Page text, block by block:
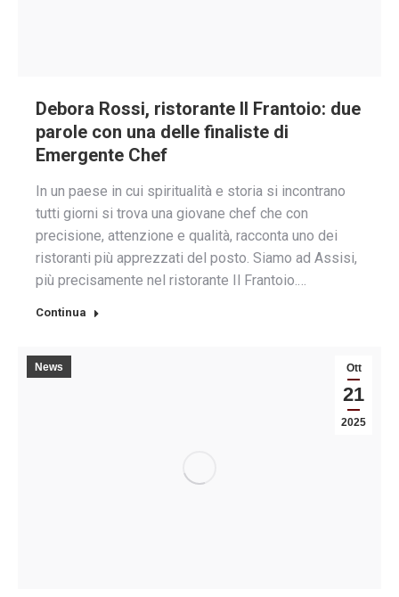
Debora Rossi, ristorante Il Frantoio: due
parole con una delle finaliste di
Emergente Chef
In un paese in cui spiritualità e storia si incontrano
tutti giorni si trova una giovane chef che con
precisione, attenzione e qualità, racconta uno dei
ristoranti più apprezzati del posto. Siamo ad Assisi,
più precisamente nel ristorante Il Frantoio.…
Continua
Ott
21
2025
News